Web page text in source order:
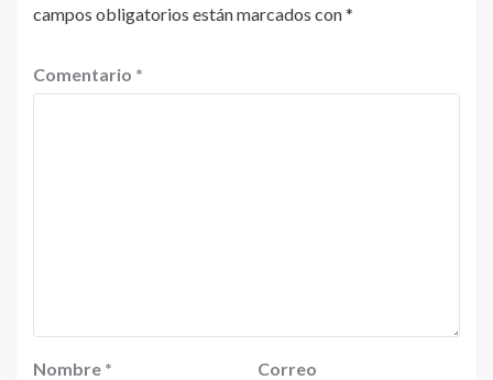
campos obligatorios están marcados con*
Comentario *
Nombre *
Correo